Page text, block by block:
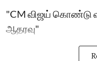
"CM விஜய் கொண்டு
ஆதரவு"